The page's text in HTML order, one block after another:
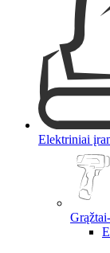
Elektriniai